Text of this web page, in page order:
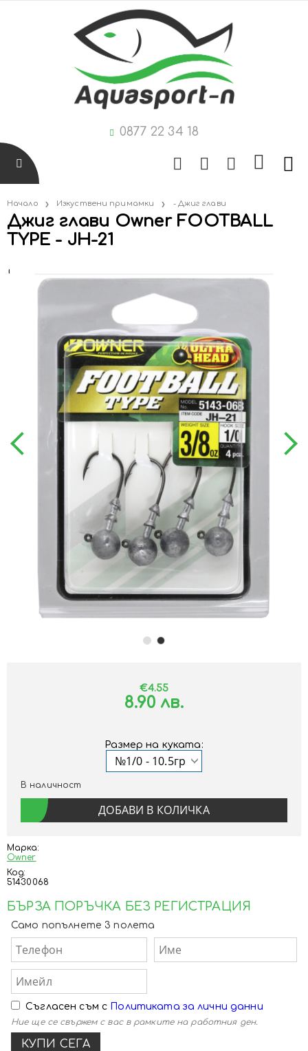
0877 22 34 18
Начало Изкуствени примамки - Джиг глави
Джиг глави Owner FOOTBALL
TYPE - JH-21
Марка:
Owner
Код:
51430068
БЪРЗА ПОРЪЧКА БЕЗ РЕГИСТРАЦИЯ
Само попълнете 3 полета
Съгласен съм с Политиката за лични данни
Ние ще се свържем с вас в рамките на работния ден.
€4.55
8.90 лв.
Размер на куката:
В наличност